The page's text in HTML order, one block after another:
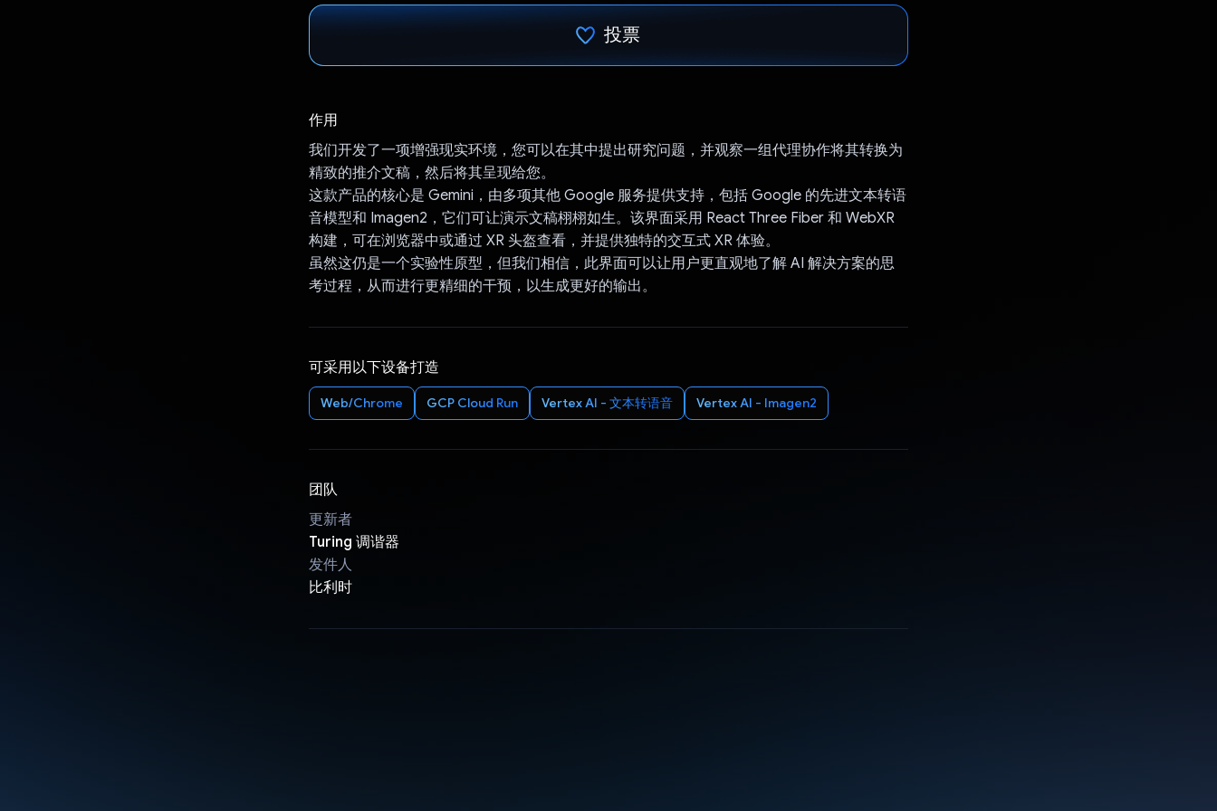
投票
作用
我们开发了一项增强现实环境，您可以在其中提出研究问题，并观察一组代理协作将其转换为
精致的推介文稿，然后将其呈现给您。
这款产品的核心是 Gemini，由多项其他 Google 服务提供支持，包括 Google 的先进文本转语
音模型和 Imagen2，它们可让演示文稿栩栩如生。该界面采用 React Three Fiber 和 WebXR
构建，可在浏览器中或通过 XR 头盔查看，并提供独特的交互式 XR 体验。
虽然这仍是一个实验性原型，但我们相信，此界面可以让用户更直观地了解 AI 解决方案的思
考过程，从而进行更精细的干预，以生成更好的输出。
可采用以下设备打造
Web/Chrome GCP Cloud Run Vertex AI - 文本转语音 Vertex AI - Imagen2
团队
更新者
Turing 调谐器
发件人
比利时